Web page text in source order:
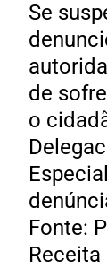
Se
de
o
Fonte:
Receita